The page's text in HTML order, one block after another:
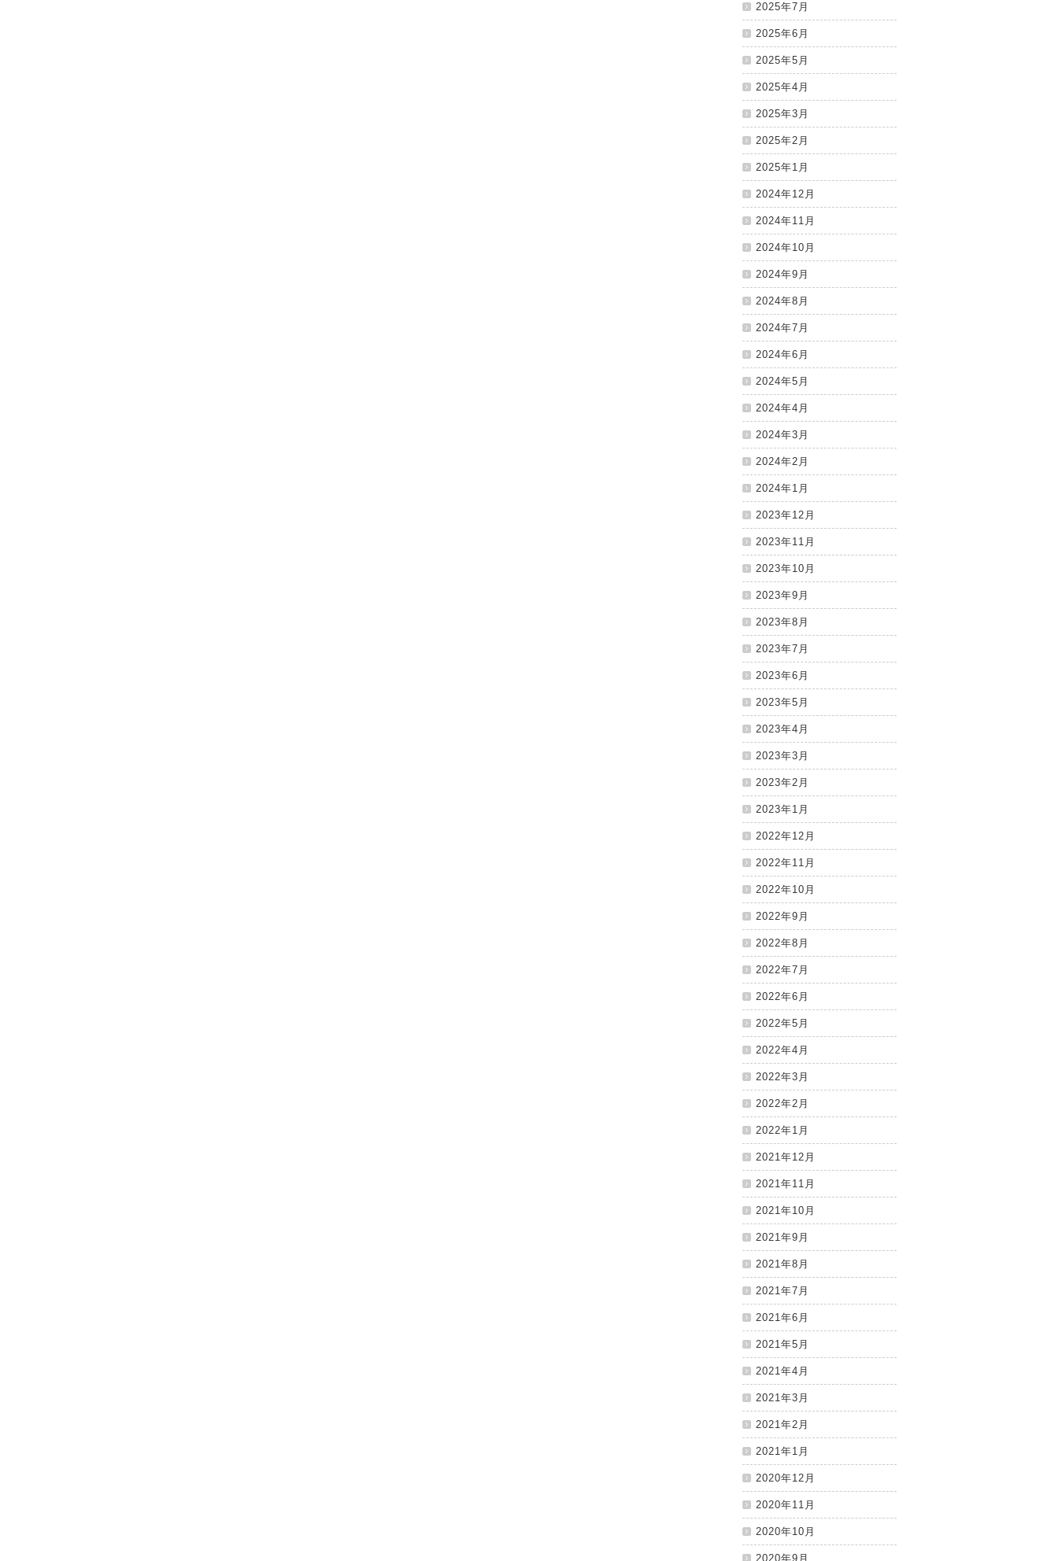
2025年7月
2025年6月
2025年5月
2025年4月
2025年3月
2025年2月
2025年1月
2024年12月
2024年11月
2024年10月
2024年9月
2024年8月
2024年7月
2024年6月
2024年5月
2024年4月
2024年3月
2024年2月
2024年1月
2023年12月
2023年11月
2023年10月
2023年9月
2023年8月
2023年7月
2023年6月
2023年5月
2023年4月
2023年3月
2023年2月
2023年1月
2022年12月
2022年11月
2022年10月
2022年9月
2022年8月
2022年7月
2022年6月
2022年5月
2022年4月
2022年3月
2022年2月
2022年1月
2021年12月
2021年11月
2021年10月
2021年9月
2021年8月
2021年7月
2021年6月
2021年5月
2021年4月
2021年3月
2021年2月
2021年1月
2020年12月
2020年11月
2020年10月
2020年9月